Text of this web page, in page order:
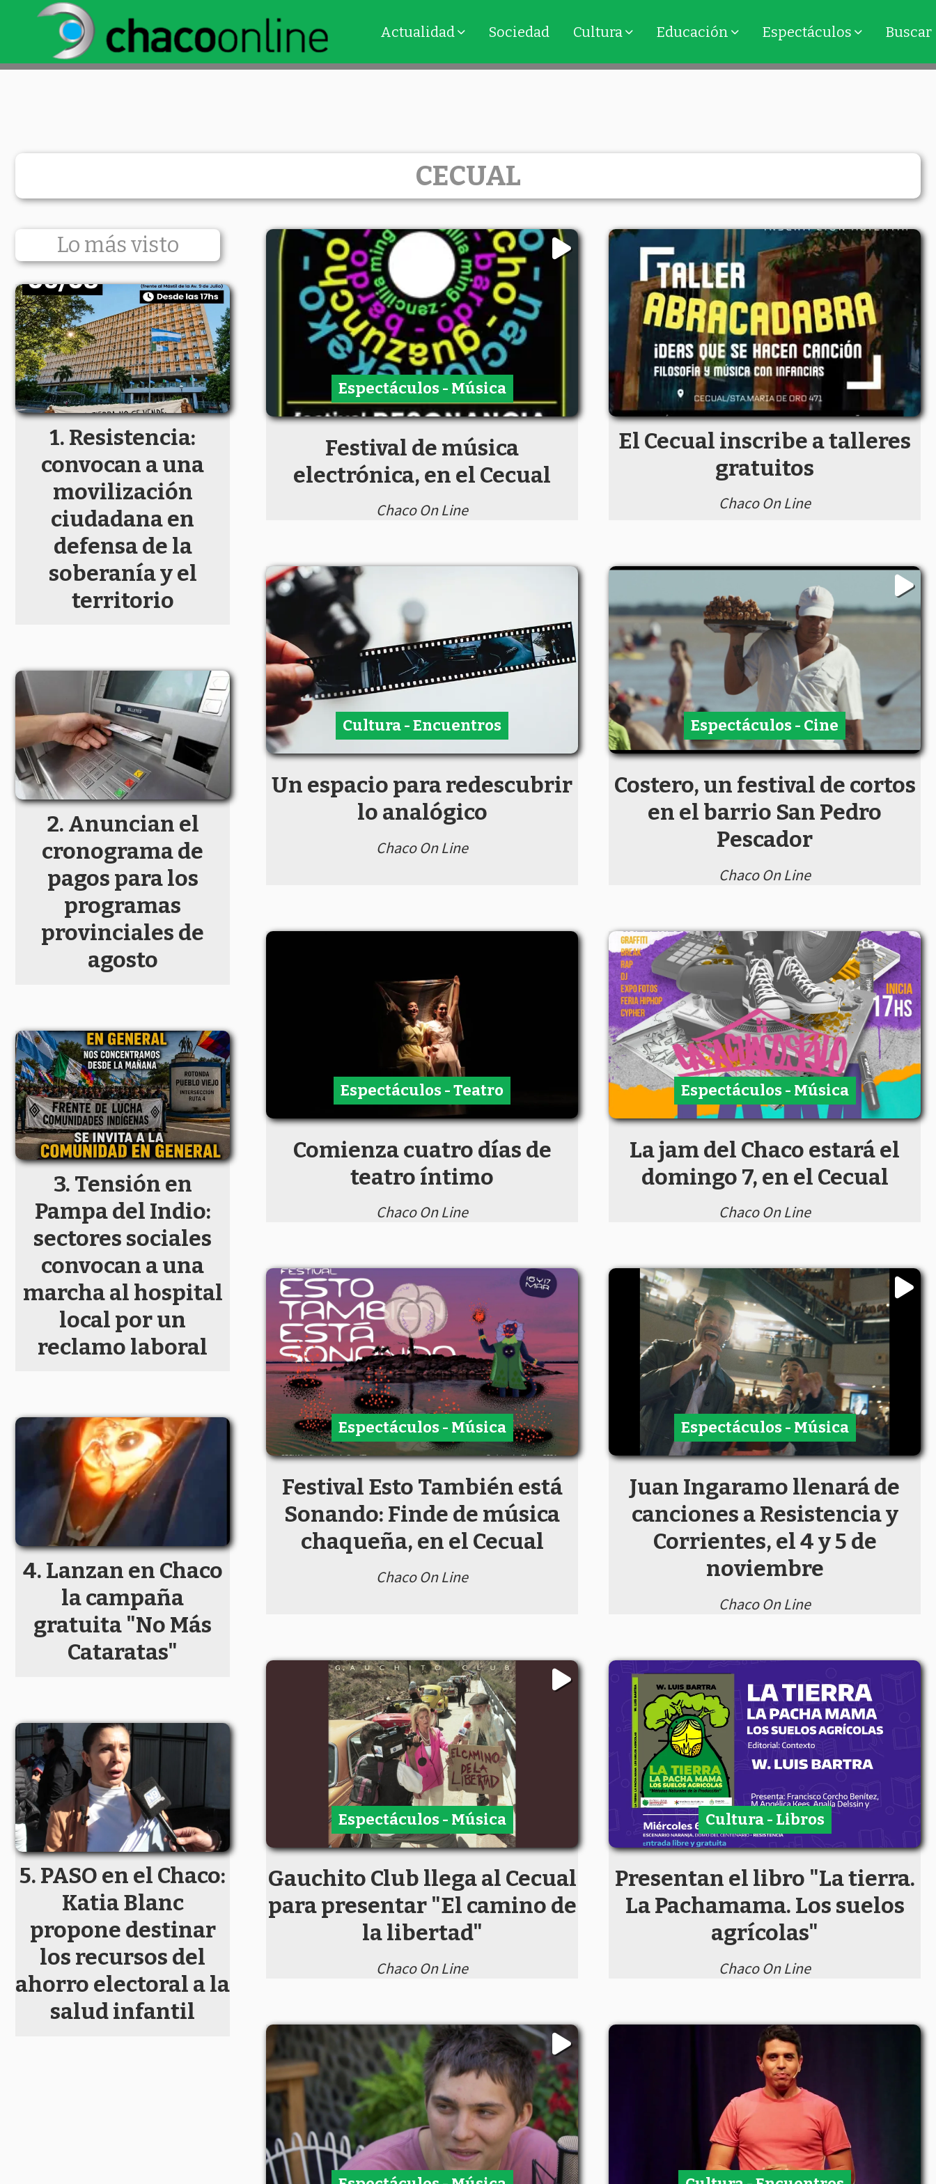
Actualidad Sociedad Cultura Educación Espectáculos Buscar
CECUAL
Festival de música
electrónica, en el Cecual
Chaco On Line
Espectáculos - Música
El Cecual inscribe a talleres
gratuitos
Chaco On Line
Un espacio para redescubrir
lo analógico
Chaco On Line
Cultura - Encuentros
Costero, un festival de cortos
en el barrio San Pedro
Pescador
Chaco On Line
Espectáculos - Cine
Comienza cuatro días de
teatro íntimo
Chaco On Line
Espectáculos - Teatro
La jam del Chaco estará el
domingo 7, en el Cecual
Chaco On Line
Espectáculos - Música
Festival Esto También está
Sonando: Finde de música
chaqueña, en el Cecual
Chaco On Line
Espectáculos - Música
Juan Ingaramo llenará de
canciones a Resistencia y
Corrientes, el 4 y 5 de
noviembre
Chaco On Line
Espectáculos - Música
Gauchito Club llega al Cecual
para presentar "El camino de
la libertad"
Chaco On Line
Espectáculos - Música
Presentan el libro "La tierra.
La Pachamama. Los suelos
agrícolas"
Chaco On Line
Cultura - Libros
Lo más visto
Resistencia:
convocan a una
movilización
ciudadana en
defensa de la
soberanía y el
territorio
Anuncian el
cronograma de
pagos para los
programas
provinciales de
agosto
Tensión en
Pampa del Indio:
sectores sociales
convocan a una
marcha al hospital
local por un
reclamo laboral
Lanzan en Chaco
la campaña
gratuita "No Más
Cataratas"
PASO en el Chaco:
Katia Blanc
propone destinar
los recursos del
ahorro electoral a la
salud infantil